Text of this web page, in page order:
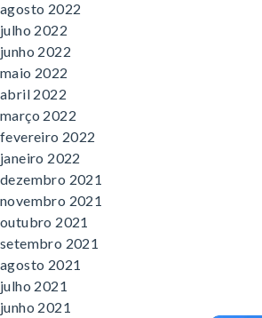
agosto 2022
julho 2022
junho 2022
maio 2022
abril 2022
março 2022
fevereiro 2022
janeiro 2022
dezembro 2021
novembro 2021
outubro 2021
setembro 2021
agosto 2021
julho 2021
junho 2021